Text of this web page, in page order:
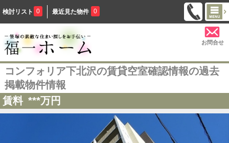
検討リスト 0 最近見た物件 0
お問合せ
コンフォリア下北沢の賃貸空室確認情報の過去
掲載物件情報
賃料 ***万円